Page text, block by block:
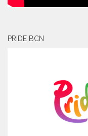
PRIDE BCN